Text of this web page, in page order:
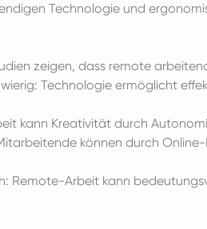
Technologie und
zeigen, dass remote
Technologie ermöglicht
kann Kreativität durch
können durch
Remote-Arbeit kann